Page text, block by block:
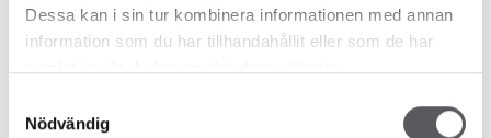
Dessa kan i sin tur kombinera informationen med annan
information som du har tillhandahållit eller som de har
Nödvändig